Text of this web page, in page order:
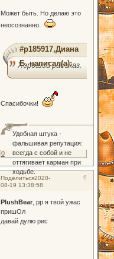
Может быть. Но делаю это
неосознанно.
#p185917,Диана
Б. написал(а):
Хороший рассказ.
Спасибочки!
Удобная штука -
фальшивая репутация:
всегда с собой и не
оттягивает карман при
ходьбе.
0
Поделиться 6
2020-
08-19 13:38:58
PlushBear, рр я твой ужас
пришОл
давай дулю рис